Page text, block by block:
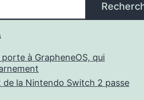
à GrapheneOS, qui
de la Nintendo Switch 2 passe